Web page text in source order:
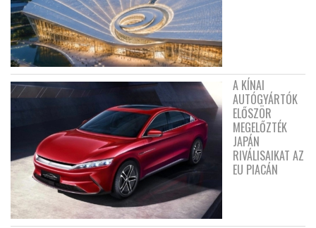
A KÍNAI
AUTÓGYÁRTÓK
ELŐSZÖR
MEGELŐZTÉK
JAPÁN
RIVÁLISAIKAT AZ
EU PIACÁN